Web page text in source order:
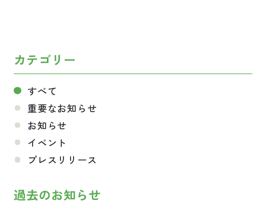
カテゴリー
すべて
重要なお知らせ
お知らせ
イベント
プレスリリース
過去のお知らせ